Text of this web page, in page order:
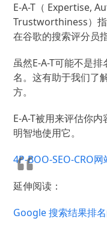
E-A-T（ Expertise,
Trustworthiness）指
在谷歌的搜索评分员
虽然E-A-T可能不是
名。这有助于我们了
方。
E-A-T被用来评估你内
明智地使用它。
4P-BOO-SEO-CRO
延伸阅读：
Google 搜索结果排